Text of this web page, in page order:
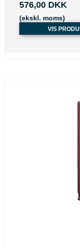
576,00 DKK
(ekskl. moms)
VIS